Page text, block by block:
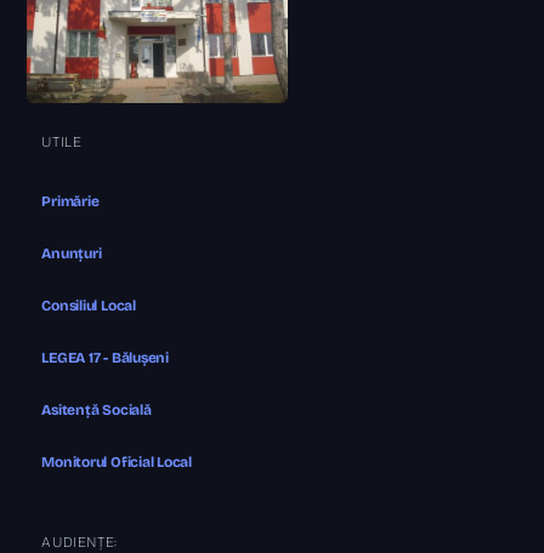
UTILE
Primărie
Anunțuri
Consiliul Local
LEGEA 17 - Bălușeni
Asitență Socială
Monitorul Oficial Local
AUDIENȚE: